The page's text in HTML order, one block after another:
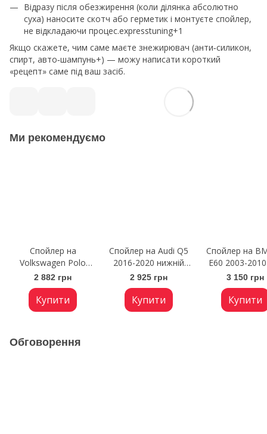
Відразу після обезжирення (коли ділянка абсолютно
суха) наносите скотч або герметик і монтуєте спойлер,
не відкладаючи процес.expresstuning+1
Якщо скажете, чим саме маєте знежирювач (анти‑силикон,
спирт, авто‑шампунь+) — можу написати короткий
«рецепт» саме під ваш засіб.
Ми рекомендуємо
Спойлер на
Volkswagen Polo
2019- чорний
глянець
2 882 грн
Купити
Спойлер на Audi Q5
2016-2020 нижній
чорний глянець
2 925 грн
Купити
Спойлер на
E60 2003-
чорний
3 150 грн
Купити
Обговорення